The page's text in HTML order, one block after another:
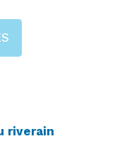
riverain